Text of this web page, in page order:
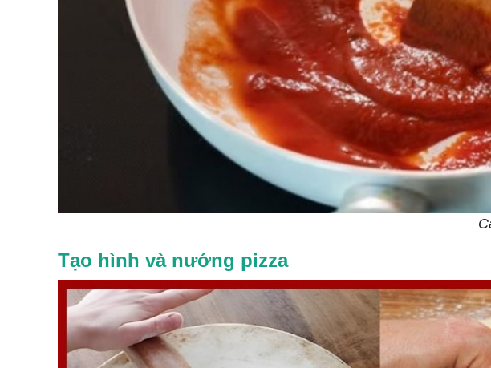
Tạo hình và nướng pizza